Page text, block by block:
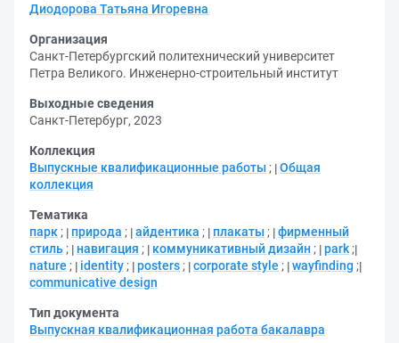
Диодорова Татьяна Игоревна
Организация
Санкт-Петербургский политехнический университет
Петра Великого. Инженерно-строительный институт
Выходные сведения
Санкт-Петербург, 2023
Коллекция
Выпускные квалификационные работы ; Общая
коллекция
Тематика
парк ; природа ; айдентика ; плакаты ; фирменный
стиль ; навигация ; коммуникативный дизайн ; park ;
nature ; identity ; posters ; corporate style ; wayfinding ;
communicative design
Тип документа
Выпускная квалификационная работа бакалавра